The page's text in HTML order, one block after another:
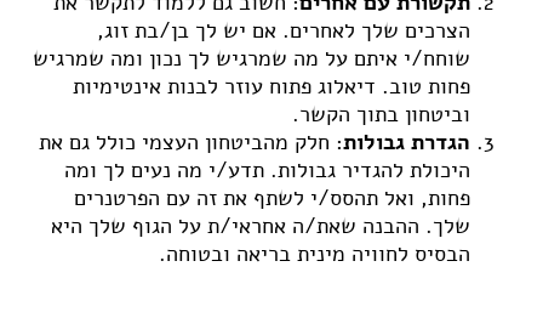
הצרכים שלך לאחרים. אם יש לך בן/בת זוג,
שוחח/י איתם על מה שמרגיש לך נכון ומה שמרגיש
פחות טוב. דיאלוג פתוח עוזר לבנות אינטימיות
וביטחון בתוך הקשר.
הגדרת גבולות: חלק מהביטחון העצמי כולל גם את
היכולת להגדיר גבולות. תדע/י מה נעים לך ומה
פחות, ואל תהסס/י לשתף את זה עם הפרטנרים
שלך. ההבנה שאת/ה אחראי/ת על הגוף שלך היא
הבסיס לחוויה מינית בריאה ובטוחה.